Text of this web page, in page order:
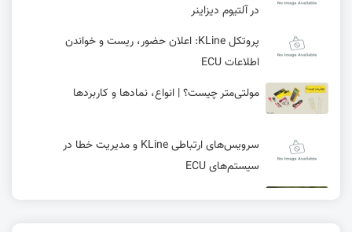
در آلتیوم دیزاینر
پروتکل KLine: اعلان حضور، ریست و خواندن
اطلاعات ECU
مولتی‌متر چیست؟ | انواع، نمادها و کاربردها
سرویس‌های ارتباطی KLine و مدیریت خطا در
سیستم‌های ECU